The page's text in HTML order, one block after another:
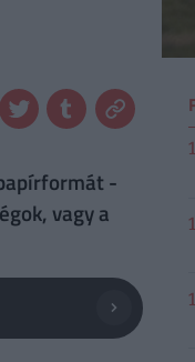
-
vagy a